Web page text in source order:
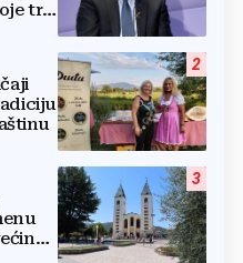
tri
2
3